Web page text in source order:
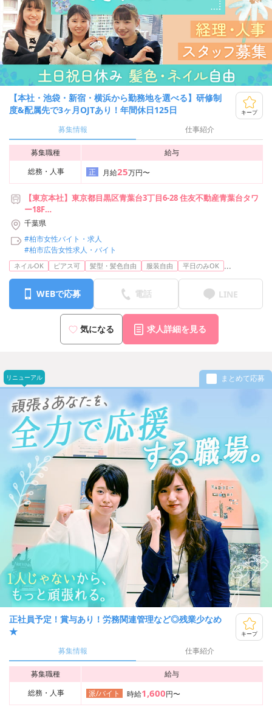
【本社・池袋・新宿・横浜から勤務地を選べる】研修制
度&配属先で3ヶ月OJTあり！年間休日125日
キープ
募集情報 仕事紹介
募集職種
給与
総務・人事
正 月給25万円〜
【東京本社】東京都目黒区青葉台3丁目6-28 住友不動産青葉台タワ
ー18F
【新宿支社】東京都新宿区西新宿2丁目7-1 新宿第一生命ビルディン
【池袋支社】東京都豊島区池袋2-49-14 恩永メルヴェイユ 201号室
【横浜支社】神奈川県横浜市神奈川区台町17-1 マストビル4階E1号
室
※上記より希望の勤務地で勤務可能です
千葉県
#柏市女性バイト・求人
#柏市広告女性求人・バイト
ネイルOK ピアス可 髪型・髪色自由 服装自由 平日のみOK ...
WEBで応募 電話 LINE
気になる 求人詳細を見る
リニューアル まとめて応募
正社員予定！賞与あり！労務関連管理など◎残業少なめ
★
キープ
募集情報 仕事紹介
募集職種
給与
総務・人事
派/バイト 時給1,600円〜